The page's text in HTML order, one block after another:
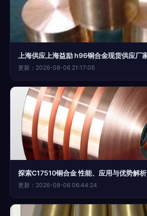
更新：2026-08-06 21:17:06
探索C17510铜合金 性能、应用与优势解析
更新：2026-08-06 06:44:24